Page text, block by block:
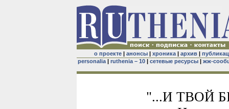
о проекте| анонсы| хроника| архив|
personalia| ruthenia – 10| сетевые ресурсы| жж-
"...И ТВОЙ